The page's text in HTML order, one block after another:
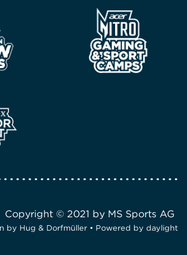
Copyright © 2021 by MS Sports AG
by Hug & Dorfmüller • Powered by daylight